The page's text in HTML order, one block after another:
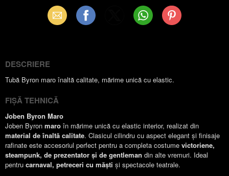
Email Facebook WhatsAppPinterest
DESCRIERE
Tubă Byron maro înaltă calitate, mărime unică cu elastic.
FIȘĂ TEHNICĂ
Joben Byron Maro
Joben Byron maro în mărime unică cu elastic interior, realizat din
material de înaltă calitate. Clasicul cilindru cu aspect elegant și finisaje
rafinate este accesoriul perfect pentru a completa costume victoriene,
steampunk, de prezentator și de gentleman din alte vremuri. Ideal
pentru carnaval, petreceri cu măști și spectacole teatrale.